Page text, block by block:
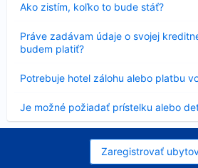
Ako zistím, koľko to bude stáť?
sa
Práve zadávam údaje o svojej
budem platiť?
sa
Potrebuje hotel zálohu alebo platbu
sa
Je možné požiadať prístelku alebo
sa
Zaregistrovať